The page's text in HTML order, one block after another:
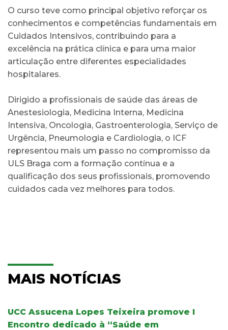
O curso teve como principal objetivo reforçar os
conhecimentos e competências fundamentais em
Cuidados Intensivos, contribuindo para a
excelência na prática clínica e para uma maior
articulação entre diferentes especialidades
hospitalares.
Dirigido a profissionais de saúde das áreas de
Anestesiologia, Medicina Interna, Medicina
Intensiva, Oncologia, Gastroenterologia, Serviço de
Urgência, Pneumologia e Cardiologia, o ICF
representou mais um passo no compromisso da
ULS Braga com a formação contínua e a
qualificação dos seus profissionais, promovendo
cuidados cada vez melhores para todos.
MAIS NOTÍCIAS
UCC Assucena Lopes Teixeira promove I
Encontro dedicado à “Saúde em